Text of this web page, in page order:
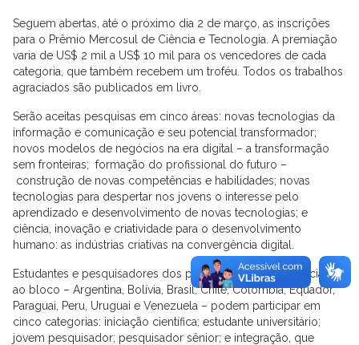
Seguem abertas, até o próximo dia 2 de março, as inscrições
para o Prêmio Mercosul de Ciência e Tecnologia. A premiação
varia de US$ 2 mil a US$ 10 mil para os vencedores de cada
categoria, que também recebem um troféu. Todos os trabalhos
agraciados são publicados em livro.
Serão aceitas pesquisas em cinco áreas: novas tecnologias da
informação e comunicação e seu potencial transformador;
novos modelos de negócios na era digital – a transformação
sem fronteiras; formação do profissional do futuro –
construção de novas competências e habilidades; novas
tecnologias para despertar nos jovens o interesse pelo
aprendizado e desenvolvimento de novas tecnologias; e
ciência, inovação e criatividade para o desenvolvimento
humano: as indústrias criativas na convergência digital.
Estudantes e pesquisadores dos países membros e associados
ao bloco – Argentina, Bolívia, Brasil, Chile, Colômbia, Equador,
Paraguai, Peru, Uruguai e Venezuela – podem participar em
cinco categorias: iniciação científica; estudante universitário;
jovem pesquisador; pesquisador sênior; e integração, que